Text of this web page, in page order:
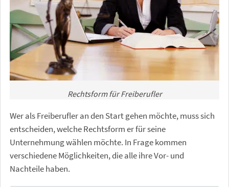
Rechtsform für Freiberufler
Wer als Freiberufler an den Start gehen möchte, muss sich
entscheiden, welche Rechtsform er für seine
Unternehmung wählen möchte. In Frage kommen
verschiedene Möglichkeiten, die alle ihre Vor- und
Nachteile haben.